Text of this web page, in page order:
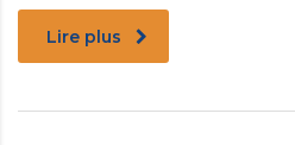
Lire plus